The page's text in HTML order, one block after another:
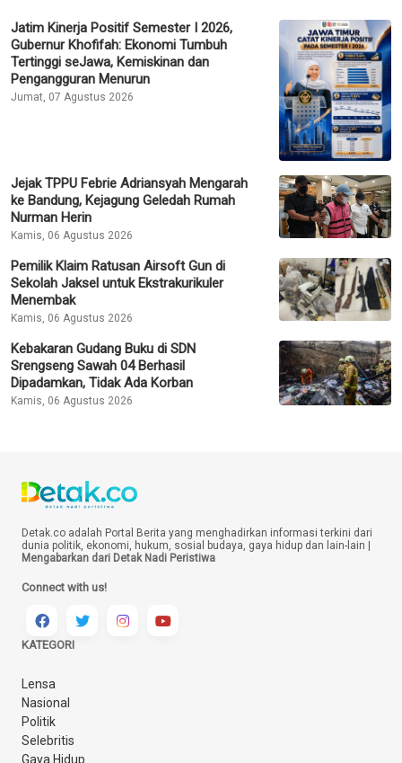
Jatim Kinerja Positif Semester I 2026,
Gubernur Khofifah: Ekonomi Tumbuh
Tertinggi seJawa, Kemiskinan dan
Pengangguran Menurun
Jumat, 07 Agustus 2026
Jejak TPPU Febrie Adriansyah Mengarah
ke Bandung, Kejagung Geledah Rumah
Nurman Herin
Kamis, 06 Agustus 2026
Pemilik Klaim Ratusan Airsoft Gun di
Sekolah Jaksel untuk Ekstrakurikuler
Menembak
Kamis, 06 Agustus 2026
Kebakaran Gudang Buku di SDN
Srengseng Sawah 04 Berhasil
Dipadamkan, Tidak Ada Korban
Kamis, 06 Agustus 2026
Detak.co adalah Portal Berita yang menghadirkan informasi terkini dari
dunia politik, ekonomi, hukum, sosial budaya, gaya hidup dan lain-lain |
Mengabarkan dari Detak Nadi Peristiwa
Connect with us!
KATEGORI
Lensa
Nasional
Politik
Selebritis
Gaya Hidup